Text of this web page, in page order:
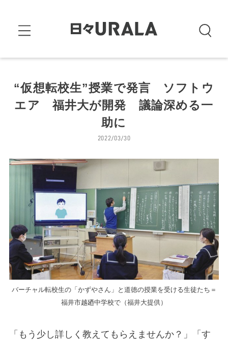
“仮想転校生”授業で発言 ソフトウ
エア 福井大が開発 議論深める一
助に
2022/03/30
バーチャル転校生の「かずやさん」と道徳の授業を受ける生徒たち＝
福井市越廼中学校で（福井大提供）
「もう少し詳しく教えてもらえませんか？」「す